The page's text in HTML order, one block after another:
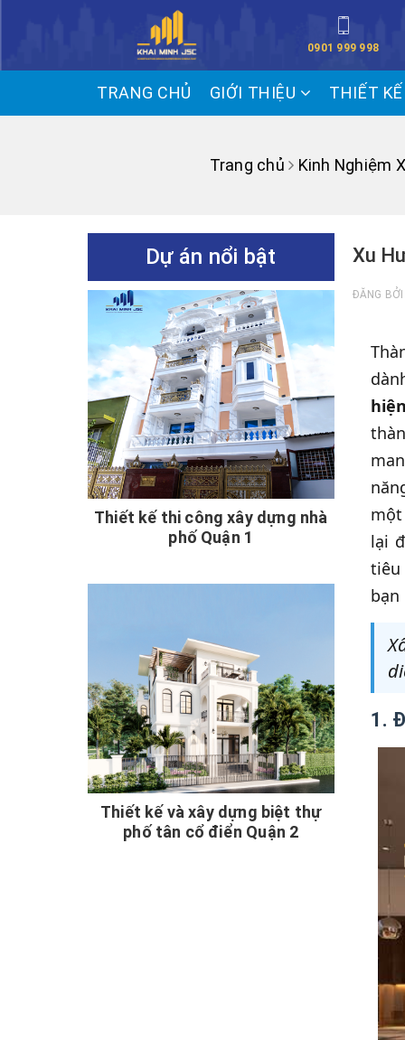
0901 999 998
TRANG CHỦ GIỚI THIỆU THIẾT
Trang chủ Kinh Nghiệm
Xu
ĐĂNG
lại
tiêu
1.
Dự án nổi bật
Thiết kế thi công xây dựng nhà
phố Quận 1
Thiết kế và xây dựng biệt thự
phố tân cổ điển Quận 2